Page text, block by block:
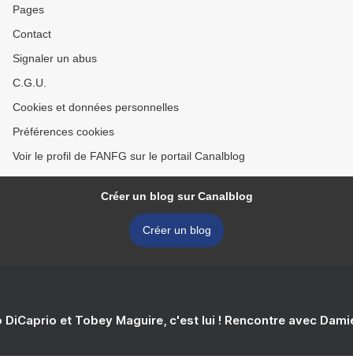
Pages
Contact
Signaler un abus
C.G.U.
Cookies et données personnelles
Préférences cookies
Voir le profil de FANFG sur le portail Canalblog
Créer un blog sur Canalblog
Créer un blog
DiCaprio et Tobey Maguire, c'est lui ! Rencontre avec